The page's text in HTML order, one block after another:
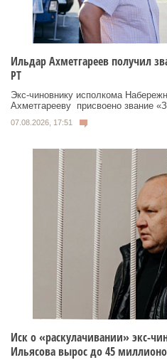
Ильдар Ахметгареев получил
РТ
Экс‑чиновнику исполкома
Ахметгарееву присвоено звание
07.08.2026, 17:51
Иск о «раскулачивании» экс-
Ильясова вырос до 45